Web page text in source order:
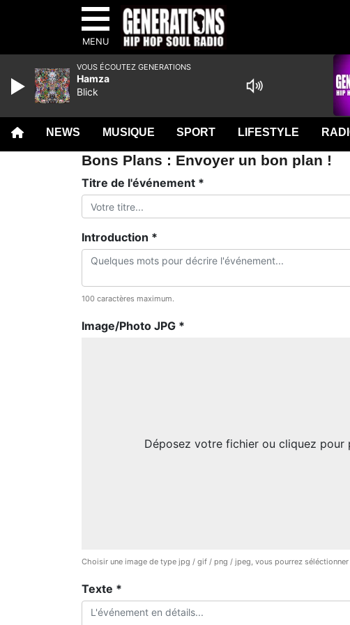
MENU
NEWS MUSIQUE SPORT LIFESTYLE
Bons Plans : Envoyer un bon plan !
Titre de l'événement *
Introduction *
100 caractères maximum.
Image/Photo JPG *
Déposez votre fichier ou cliquez pour
Choisir une image de type jpg / gif / png / jpeg, vous pourrez
Texte *
VOUS ÉCOUTEZ GENERATIONS
Hamza
Blick